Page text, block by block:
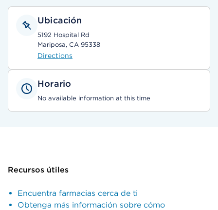
Ubicación
5192 Hospital Rd
Mariposa, CA 95338
Directions
Horario
No available information at this time
Recursos útiles
Encuentra farmacias cerca de ti
Obtenga más información sobre cómo